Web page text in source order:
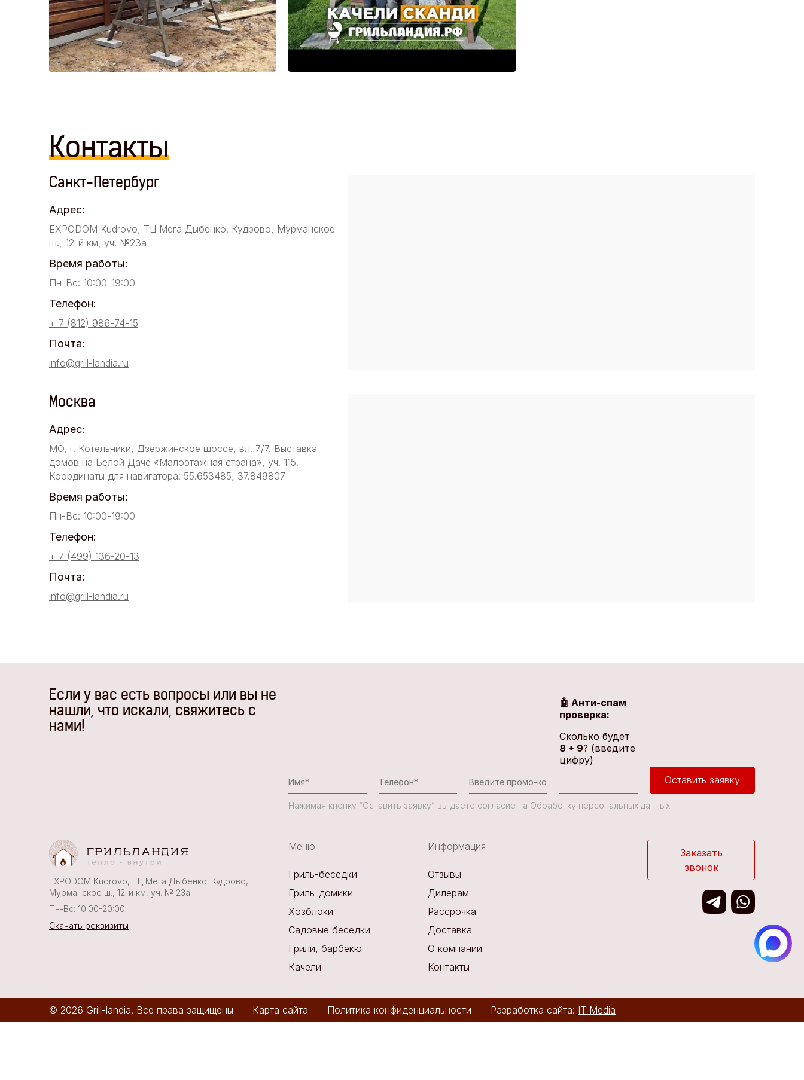
Контакты
Санкт-Петербург
Адрес:
EXPODOM Kudrovo, ТЦ Мега Дыбенко. Кудрово, Мурманское
ш., 12-й км, уч. №23а
Время работы:
Пн-Вс: 10:00-19:00
Телефон:
+ 7 (812) 986-74-15
Почта:
info@grill-landia.ru
Москва
Адрес:
МО, г. Котельники, Дзержинское шоссе, вл. 7/7. Выставка
домов на Белой Даче «Малоэтажная страна», уч. 115.
Координаты для навигатора: 55.653485, 37.849807
Время работы:
Пн-Вс: 10:00-19:00
Телефон:
+ 7 (499) 136-20-13
Почта:
info@grill-landia.ru
Если у вас есть вопросы или вы не
нашли, что искали, свяжитесь с
нами!
🤖 Анти-спам
проверка:
Сколько будет
8 + 9? (введите
цифру)
Оставить заявку
Нажимая кнопку “Оставить заявку” вы даете согласие на Обработку персональных данных
EXPODOM Kudrovo, ТЦ Мега Дыбенко. Кудрово,
Мурманское ш., 12-й км, уч. № 23а
Пн-Вс: 10:00-20:00
Скачать реквизиты
Меню
Гриль-беседки
Гриль-домики
Хозблоки
Садовые беседки
Грили, барбекю
Качели
Информация
Отзывы
Дилерам
Рассрочка
Доставка
О компании
Контакты
Заказать
звонок
© 2026 Grill-landia. Все права защищены Карта сайта Политика конфиденциальности Разработка сайта: IT Media